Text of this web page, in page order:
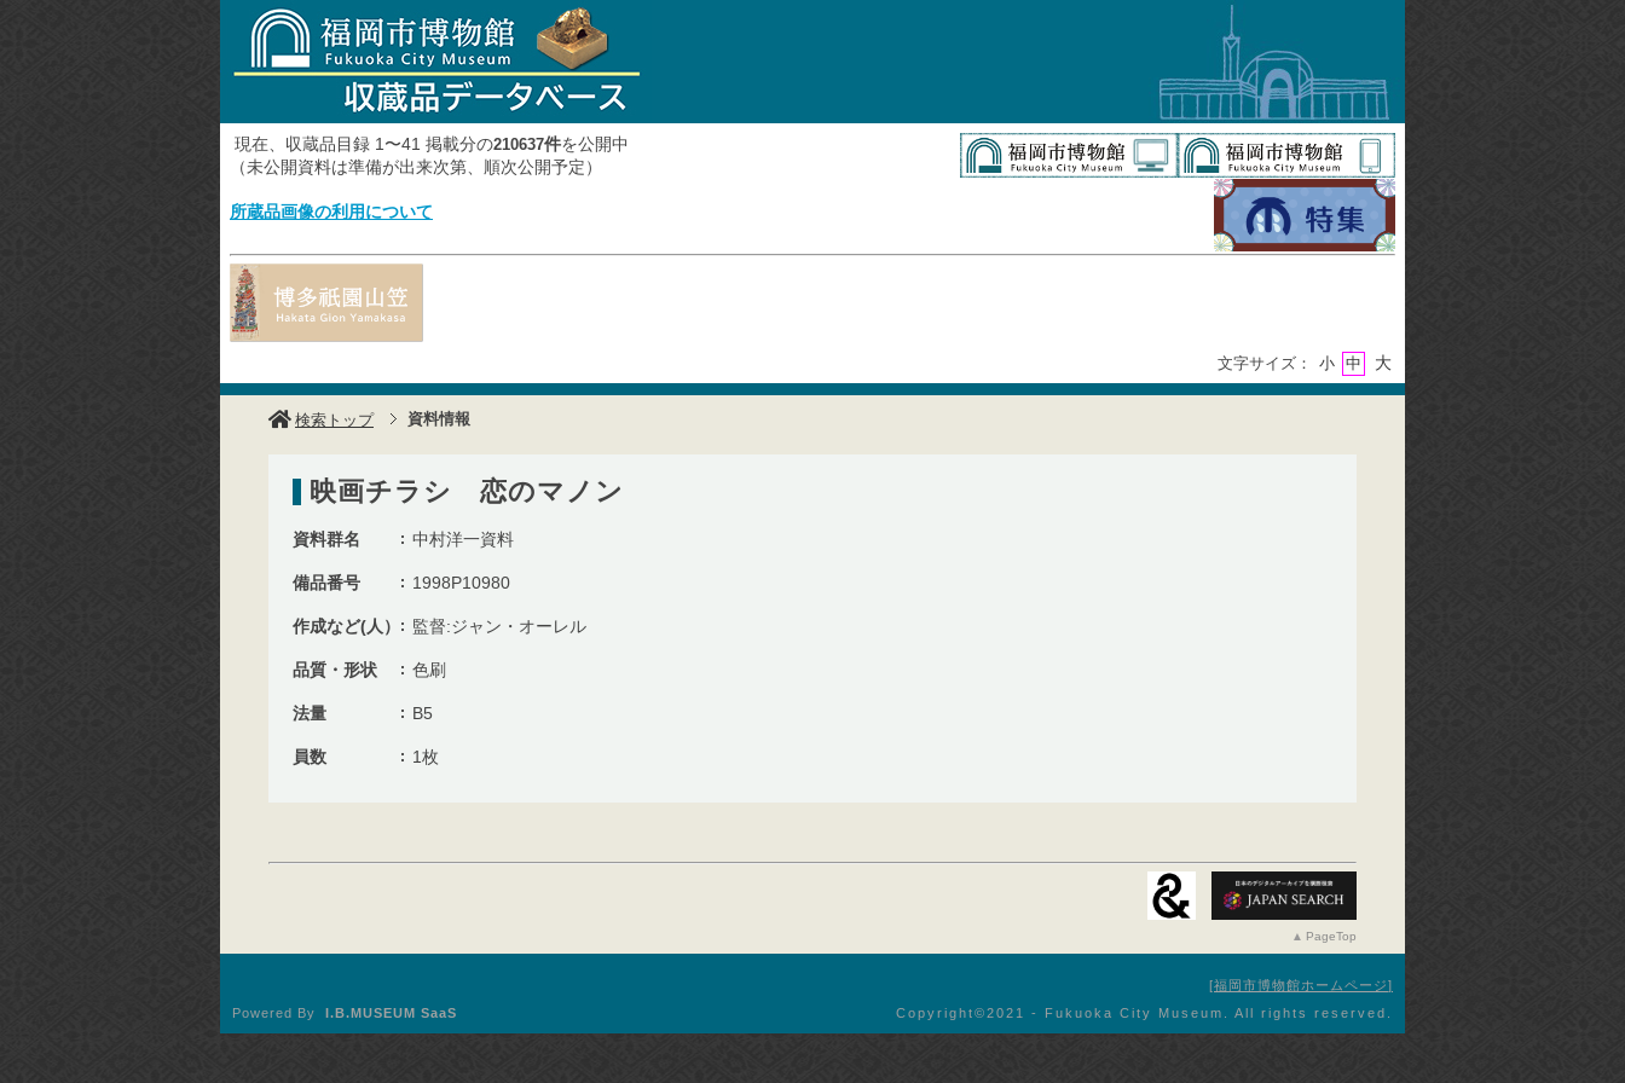
現在、収蔵品目録 1〜41 掲載分の210637件を公開中
（未公開資料は準備が出来次第、順次公開予定）
所蔵品画像の利用について
文字サイズ： 小 中 大
検索トップ 資料情報
映画チラシ 恋のマノン
資料群名 中村洋一資料
備品番号 1998P10980
作成など(人） 監督:ジャン・オーレル
品質・形状 色刷
法量 B5
員数 1枚
PageTop
福岡市博物館ホームページ
Copyright©︎2021 - Fukuoka City Museum. All rights reserved.
Powered By I.B.MUSEUM SaaS